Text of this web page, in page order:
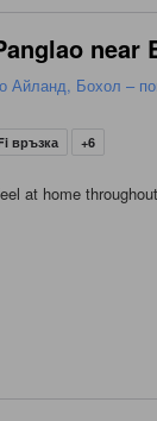
near
Айланд, Бохол –
връзка +6
at home